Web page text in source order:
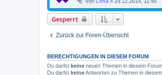
Gesperrt
Zurück zur Foren-Übersicht
BERECHTIGUNGEN IN DIESEM FORUM
Du darfst keine neuen Themen in diesem
Du darfst keineAntworten zu Themen in